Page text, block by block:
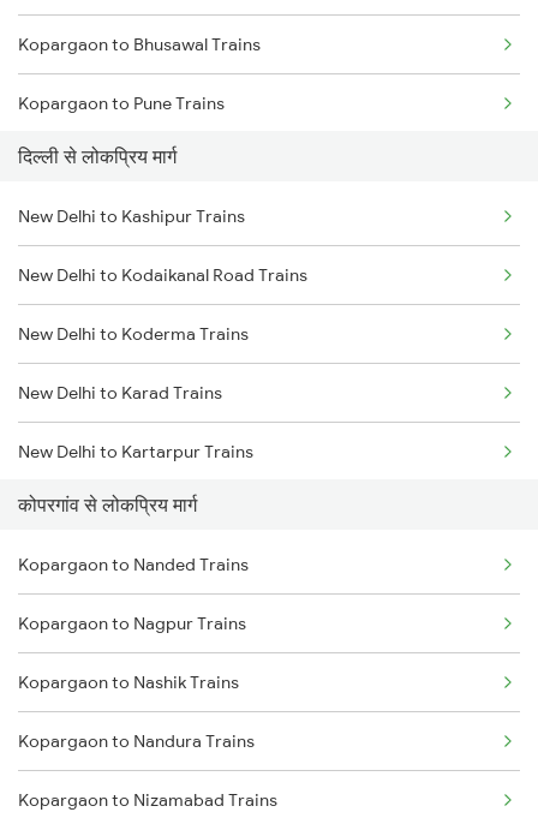
Kopargaon to Bhusawal Trains
Kopargaon to Pune Trains
Kopargaon to Itarsi Trains
Kopargaon to Jalgaon Trains
Kopargaon to Khandwa Trains
Kopargaon to Jhansi Trains
Kopargaon to Nagpur Trains
Kopargaon to Bhopal Trains
दिल्ली से लोकप्रिय मार्ग
New Delhi to Kashipur Trains
New Delhi to Kodaikanal Road Trains
New Delhi to Koderma Trains
New Delhi to Karad Trains
New Delhi to Kartarpur Trains
New Delhi to Khairthal Trains
New Delhi to Khorason Road Trains
New Delhi to Kurnool Trains
New Delhi to Karur Trains
New Delhi to Kishangarh Trains
New Delhi to Kesinga Trains
कोपरगांव से लोकप्रिय मार्ग
Kopargaon to Nanded Trains
Kopargaon to Nagpur Trains
Kopargaon to Nashik Trains
Kopargaon to Nandura Trains
Kopargaon to Nizamabad Trains